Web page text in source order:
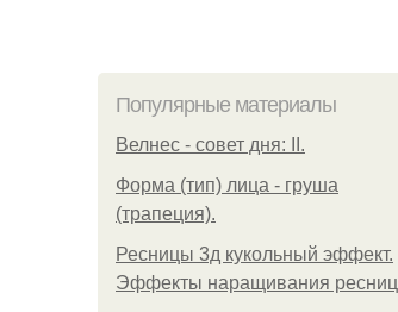
Популярные материалы
Велнес - совет дня: II.
Форма (тип) лица - груша
(трапеция).
Ресницы 3д кукольный эффект.
Эффекты наращивания ресниц